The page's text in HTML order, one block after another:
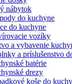
nábytok
do kuchyne
do kuchyne
vozíky
a vybavenie
a príslušenstvo
batérie
drezy
koše do